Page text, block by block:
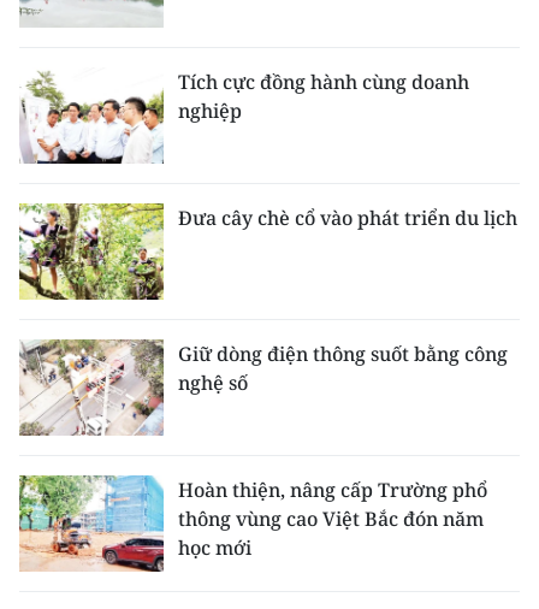
Tích cực đồng hành cùng doanh
nghiệp
Đưa cây chè cổ vào phát triển du lịch
Giữ dòng điện thông suốt bằng công
nghệ số
Hoàn thiện, nâng cấp Trường phổ
thông vùng cao Việt Bắc đón năm
học mới